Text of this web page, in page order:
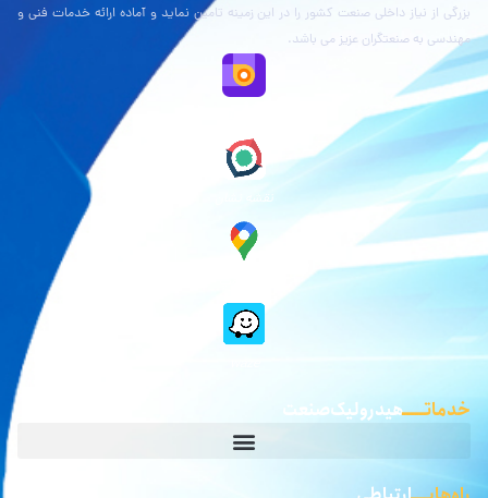
بزرگی از نیاز داخلی صنعت کشور را در این زمینه تامین نماید و آماده ارائه خدمات فنی و
مهندسی به صنعتگران عزیز می باشد.
نقشه نشان
خدماتـــــهیدرولیک صنعت